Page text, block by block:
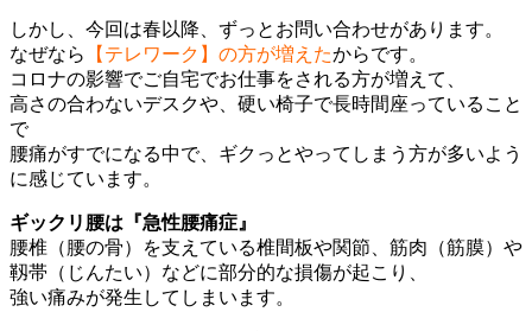
しかし、今回は春以降、ずっとお問い合わせがあります。
なぜなら
【テレワーク】の方が増えたからです。
コロナの影響でご自宅でお仕事をされる方が増えて、
高さの合わないデスクや、硬い椅子で長時間座っていること
で
腰痛がすでになる中で、ギクっとやってしまう方が多いよう
に感じています。
ギックリ腰は『急性腰痛症』
腰椎（腰の骨）を支えている椎間板や関節、筋肉（筋膜）や
靱帯（じんたい）などに部分的な損傷が起こり、
強い痛みが発生してしまいます。